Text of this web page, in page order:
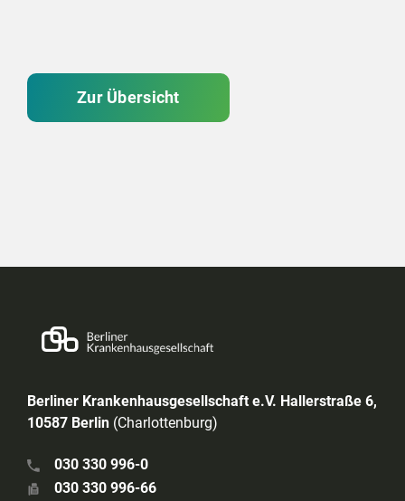
Zur Übersicht
Berliner Krankenhausgesellschaft e.V. Hallerstraße 6,
10587 Berlin (Charlottenburg)
030 330 996-0
030 330 996-66